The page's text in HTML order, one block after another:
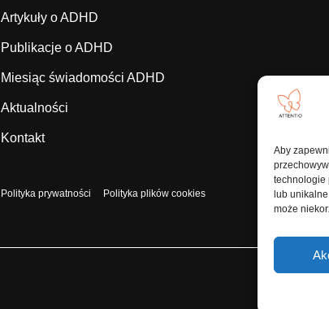
Aby
technologie
lub
może
Artykuły o ADHD
Publikacje o ADHD
Miesiąc świadomości ADHD
Aktualności
Kontakt
Polityka prywatności Polityka plików cookies